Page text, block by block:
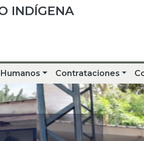
INDÍGENA
Contrataciones